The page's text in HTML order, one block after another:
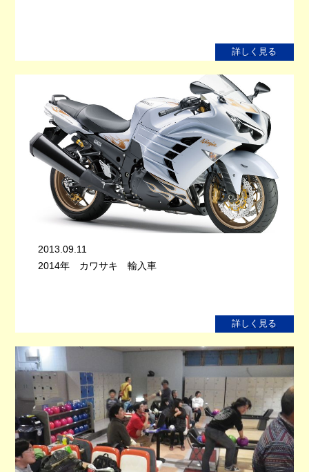
詳しく見る
2013.09.11
2014年 カワサキ 輸入車
詳しく見る